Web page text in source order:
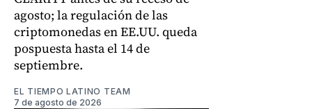
agosto; la regulación de las
criptomonedas en EE.UU. queda
pospuesta hasta el 14 de
septiembre.
EL TIEMPO LATINO TEAM
7 de agosto de 2026